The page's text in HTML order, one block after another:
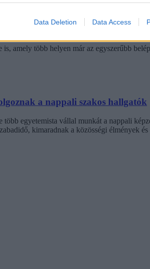
Data Deletion Data Access
diákszövetkezeten keresztül a teljes bruttó
ELTE-Trenkwalder szerint idén 8-10
amely több helyen már az egyszerűbb
a nappali szakos hallgatók
egyetemista vállal munkát a nappali
kimaradnak a közösségi élmények